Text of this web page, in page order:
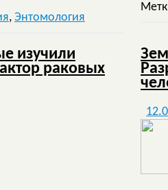
, Энтомология
изучили
раковых